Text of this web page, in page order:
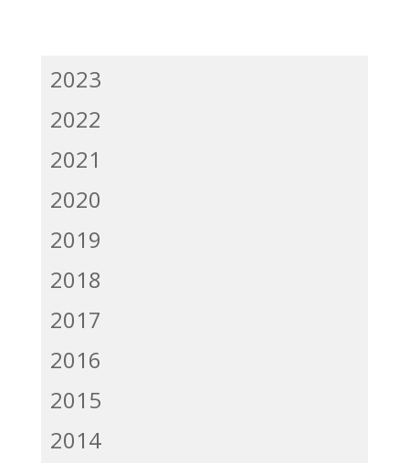
2023
2022
2021
2020
2019
2018
2017
2016
2015
2014